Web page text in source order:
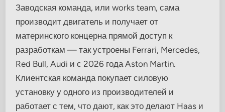
Заводская команда, или works team, сама
производит двигатель и получает от
материнского концерна прямой доступ к
разработкам — так устроены Ferrari, Mercedes,
Red Bull, Audi и с 2026 года Aston Martin.
Клиентская команда покупает силовую
установку у одного из производителей и
работает с тем, что дают, как это делают Haas и